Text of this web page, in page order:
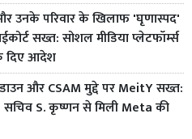
उनके परिवार के खिलाफ 'घृणास्पद'
सख्त: सोशल मीडिया प्लेटफॉर्म्स
दिए आदेश
और CSAM मुद्दे पर MeitY सख्त:
सचिव S. कृष्णन से मिली Meta की